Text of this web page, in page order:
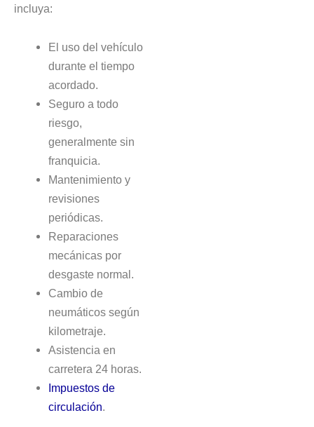
incluya:
El uso del vehículo
durante el tiempo
acordado.
Seguro a todo
riesgo,
generalmente sin
franquicia.
Mantenimiento y
revisiones
periódicas.
Reparaciones
mecánicas por
desgaste normal.
Cambio de
neumáticos según
kilometraje.
Asistencia en
carretera 24 horas.
Impuestos de
circulación.